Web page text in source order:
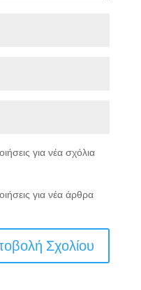
για νέα σχόλια
για νέα άρθρα